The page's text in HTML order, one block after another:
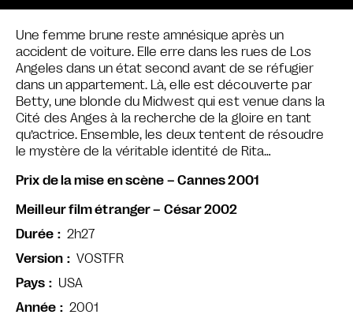
Une femme brune reste amnésique après un
accident de voiture. Elle erre dans les rues de Los
Angeles dans un état second avant de se réfugier
dans un appartement. Là, elle est découverte par
Betty, une blonde du Midwest qui est venue dans la
Cité des Anges à la recherche de la gloire en tant
qu’actrice. Ensemble, les deux tentent de résoudre
le mystère de la véritable identité de Rita…
Prix de la mise en scène – Cannes 2001
Meilleur film étranger – César 2002
Durée
2h27
Version
VOSTFR
Pays
USA
Année
2001